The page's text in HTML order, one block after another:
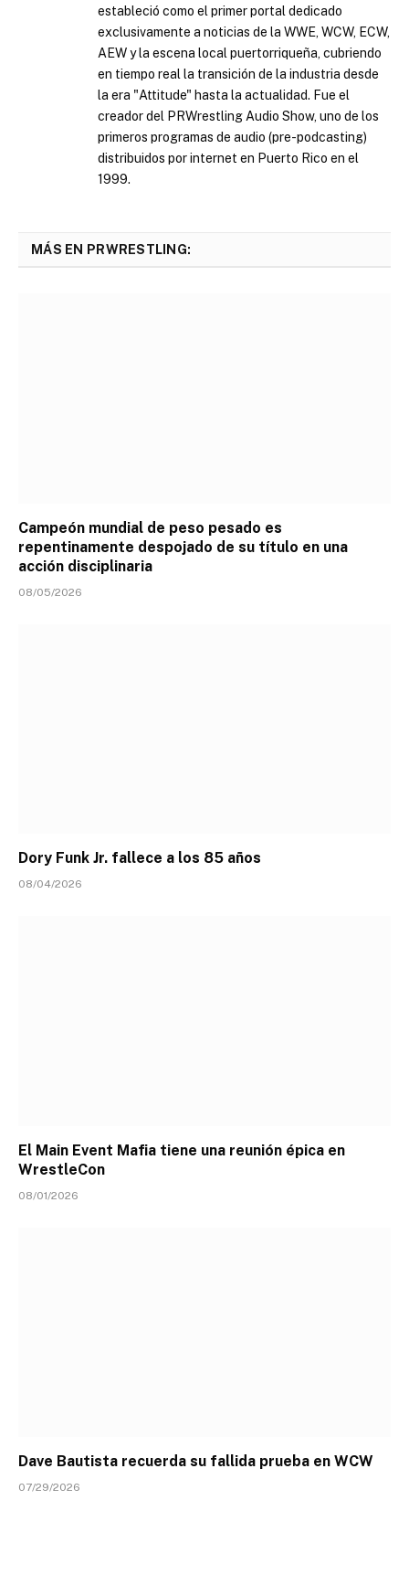
estableció como el primer portal dedicado
exclusivamente a noticias de la WWE, WCW, ECW,
AEW y la escena local puertorriqueña, cubriendo
en tiempo real la transición de la industria desde
la era "Attitude" hasta la actualidad. Fue el
creador del PRWrestling Audio Show, uno de los
primeros programas de audio (pre-podcasting)
distribuidos por internet en Puerto Rico en el
1999.
MÁS EN PRWRESTLING:
Campeón mundial de peso pesado es
repentinamente despojado de su título en una
acción disciplinaria
08/05/2026
Dory Funk Jr. fallece a los 85 años
08/04/2026
El Main Event Mafia tiene una reunión épica en
WrestleCon
08/01/2026
Dave Bautista recuerda su fallida prueba en WCW
07/29/2026